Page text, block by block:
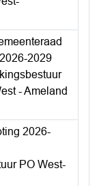
2029
- Ameland
2026-
PO West-